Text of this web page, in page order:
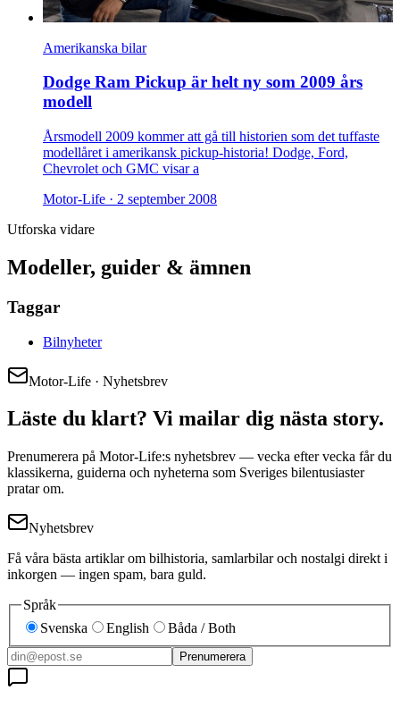
Amerikanska bilar
Dodge Ram Pickup är helt ny som 2009 års
modell
Årsmodell 2009 kommer att gå till historien som det tuffaste
modellåret i amerikansk pickup-historia! Dodge, Ford,
Chevrolet och GMC visar a
Motor-Life · 2 september 2008
Utforska vidare
Modeller, guider & ämnen
Taggar
Bilnyheter
Motor-Life · Nyhetsbrev
Läste du klart? Vi mailar dig nästa story.
Prenumerera på Motor-Life:s nyhetsbrev — vecka efter vecka får du
klassikerna, guiderna och nyheterna som Sveriges bilentusiaster
pratar om.
Nyhetsbrev
Få våra bästa artiklar om bilhistoria, samlarbilar och nostalgi direkt i
inkorgen — ingen spam, bara guld.
Språk
Svenska
English Båda / Both
Prenumerera